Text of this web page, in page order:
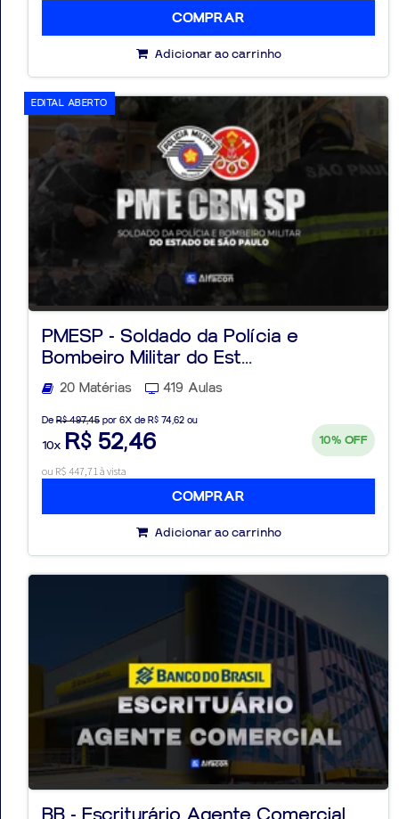
COMPRAR
Adicionar ao carrinho
PMESP - Soldado da Polícia e
Bombeiro Militar do Est...
20 Matérias 419 Aulas
De R$ 497,45 por 6X de R$ 74,62 ou
10x R$ 52,46 10% OFF
ou R$ 447,71 à vista
COMPRAR
Adicionar ao carrinho
EDITAL ABERTO
BB - Escriturário Agente Comercial